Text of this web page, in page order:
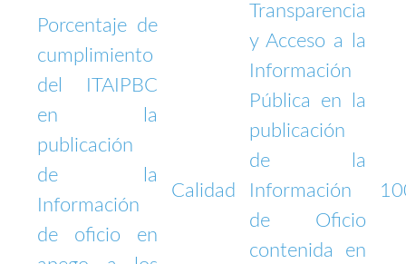
Porcentaje de
cumplimiento
del ITAIPBC
en la
publicación
de la
Información
de oficio en
Calidad
Transparencia
y Acceso a la
Información
Pública en la
publicación
de la
Información
de Oficio
contenida en